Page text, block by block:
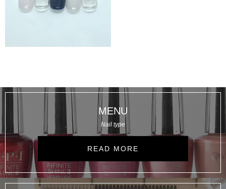
MENU
Nail type
READ MORE